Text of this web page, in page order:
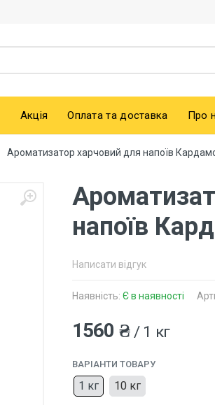
Акція Оплата та доставка Про
Ароматизатор харчовий для напоїв
напоїв
Написати відгук
Наявність: Є в наявності
1560 ₴/ 1 кг
ВАРІАНТИ ТОВАРУ
1 кг 10 кг